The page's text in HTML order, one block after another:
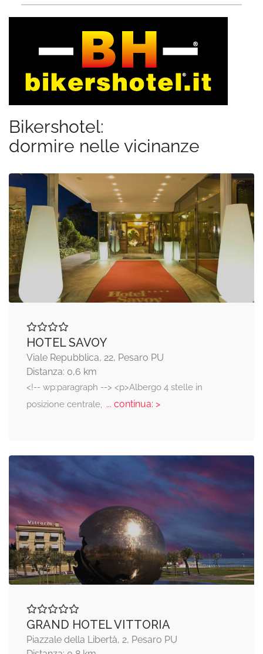
Bikershotel:
dormire nelle vicinanze
HOTEL SAVOY
Viale Repubblica, 22, Pesaro PU
Distanza: 0,6 km
<!-- wp:paragraph --> <p>Albergo 4 stelle in
posizione centrale, ... continua: >
GRAND HOTEL VITTORIA
Piazzale della Libertà, 2, Pesaro PU